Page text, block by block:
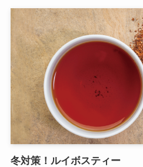
冬対策！ルイボスティー